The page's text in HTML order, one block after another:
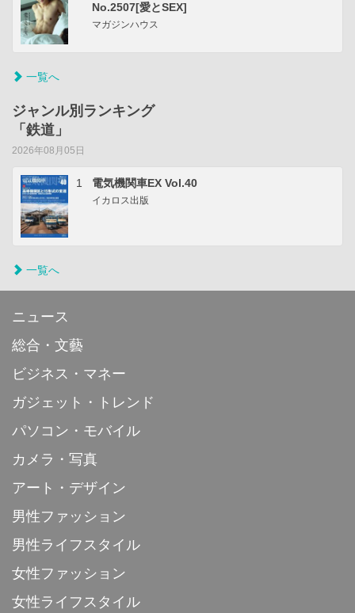
No.2507[愛とSEX]
マガジンハウス
一覧へ
ジャンル別ランキング
「鉄道」
2026年08月05日
1 電気機関車EX Vol.40
イカロス出版
一覧へ
ニュース
総合・文藝
ビジネス・マネー
ガジェット・トレンド
パソコン・モバイル
カメラ・写真
アート・デザイン
男性ファッション
男性ライフスタイル
女性ファッション
女性ライフスタイル